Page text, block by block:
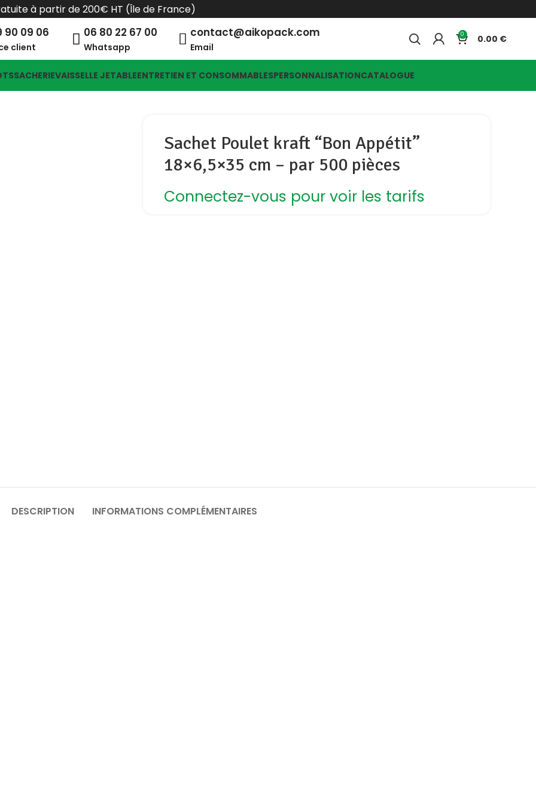
à partir de 200€ HT (Île de France)
90 09 06
client
06 80 22 67 00
Whatsapp
contact@aikopack.com
Email
0 0.00
SACHERIEVAISSELLE JETABLEENTRETIEN ET CONSOMMABLESPERSONNALISATIONCATALOGUE
Sachet Poulet kraft “Bon Appétit”
18×6,5×35 cm – par 500 pièces
Connectez-vous pour voir les tarifs
DESCRIPTION INFORMATIONS COMPLÉMENTAIRES